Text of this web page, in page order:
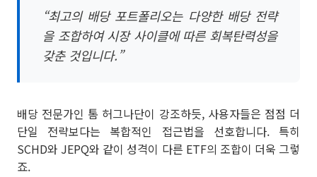
“최고의 배당 포트폴리오는 다양한 배당 전략
을 조합하여 시장 사이클에 따른 회복탄력성을
갖춘 것입니다.”
배당 전문가인 톰 허그나단이 강조하듯, 사용자들은 점점 더
단일 전략보다는 복합적인 접근법을 선호합니다. 특히
SCHD와 JEPQ와 같이 성격이 다른 ETF의 조합이 더욱 그렇
죠.